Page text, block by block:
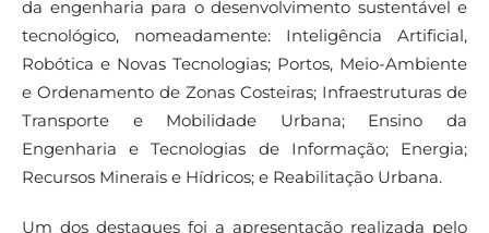
da engenharia para o desenvolvimento sustentável e
tecnológico, nomeadamente: Inteligência Artificial,
Robótica e Novas Tecnologias; Portos, Meio-Ambiente
e Ordenamento de Zonas Costeiras; Infraestruturas de
Transporte e Mobilidade Urbana; Ensino da
Engenharia e Tecnologias de Informação; Energia;
Recursos Minerais e Hídricos; e Reabilitação Urbana.
Um dos destaques foi a apresentação realizada pelo